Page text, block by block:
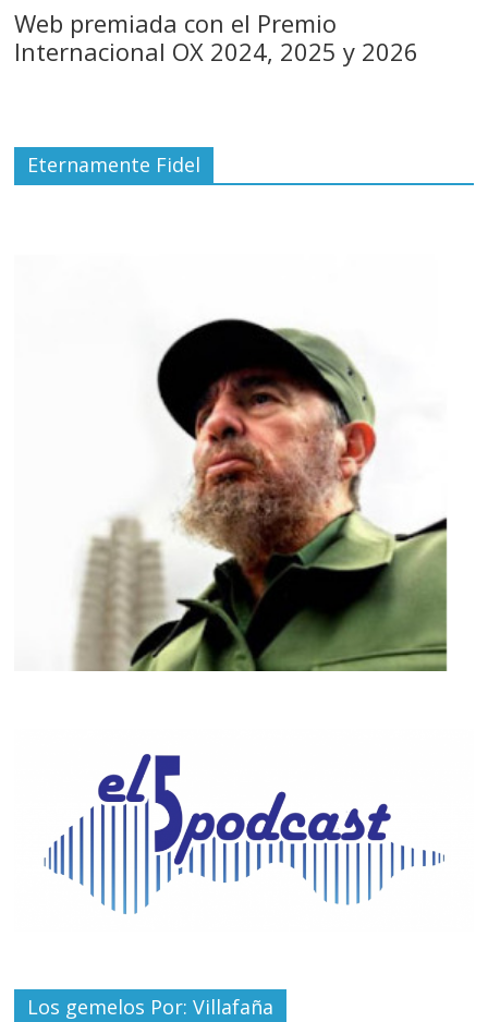
Web premiada con el Premio
Internacional OX 2024, 2025 y 2026
Eternamente Fidel
Los gemelos Por: Villafaña